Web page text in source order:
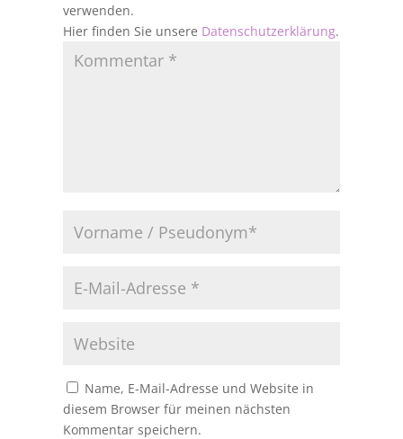
verwenden.
Hier finden Sie unsere Datenschutzerklärung.
Name, E-Mail-Adresse und Website in
diesem Browser für meinen nächsten
Kommentar speichern.